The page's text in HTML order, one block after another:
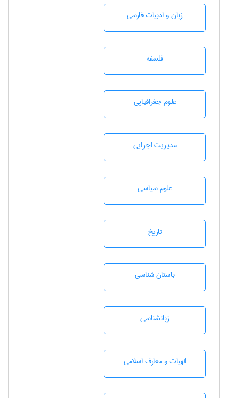
زبان و ادبيات فارسی
فلسفه
علوم جغرافيايی
مديريت اجرايی
علوم سياسی
تاريخ
باستان شناسی
زبانشناسی
الهیات و معارف اسلامی